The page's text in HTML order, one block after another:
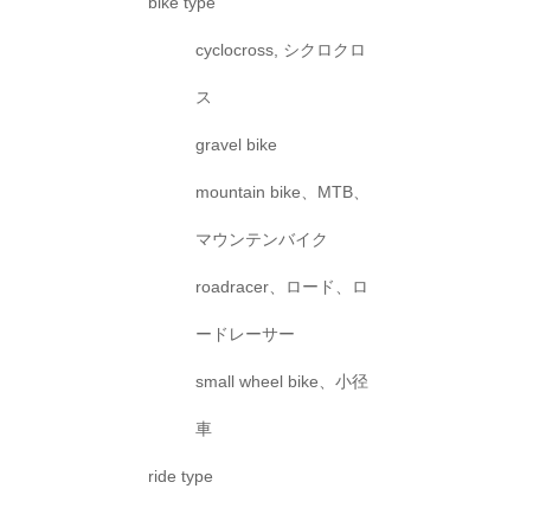
cyclocross, シクロクロ
ス
gravel bike
mountain bike、MTB、
マウンテンバイク
roadracer、ロード、ロ
ードレーサー
small wheel bike、小径
車
ride type